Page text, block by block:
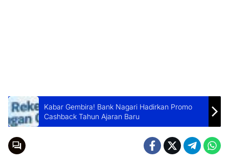
Kabar Gembira! Bank Nagari Hadirkan Promo
Cashback Tahun Ajaran Baru